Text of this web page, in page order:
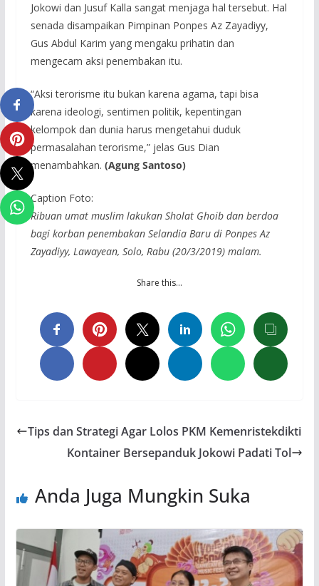
Jokowi dan Jusuf Kalla sangat menjaga hal tersebut. Hal
senada disampaikan Pimpinan Ponpes Az Zayadiyy,
Gus Abdul Karim yang mengaku prihatin dan
mengecam aksi penembakan itu.
“Aksi terorisme itu bukan karena agama, tapi bisa
karena ideologi, sentimen politik, kepentingan
kelompok dan dunia harus mengetahui duduk
permasalahan terorisme,” jelas Gus Dian
menambahkan. (Agung Santoso)
Caption Foto:
Ribuan umat muslim lakukan Sholat Ghoib dan berdoa
bagi korban penembakan Selandia Baru di Ponpes Az
Zayadiyy, Lawayean, Solo, Rabu (20/3/2019) malam.
Share this…
Tips dan Strategi Agar Lolos PKM Kemenristekdikti
Kontainer Bersepanduk Jokowi Padati Tol
Anda Juga Mungkin Suka